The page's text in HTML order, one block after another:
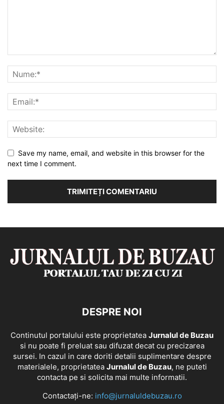
Save my name, email, and website in this browser for the
next time I comment.
DESPRE NOI
Continutul portalului este proprietatea Jurnalul de Buzau
si nu poate fi preluat sau difuzat decat cu precizarea
sursei. In cazul in care doriti detalii suplimentare despre
materialele, proprietatea Jurnalul de Buzau, ne puteti
contacta pe si solicita mai multe informatii.
Contactați-ne: info@jurnaluldebuzau.ro